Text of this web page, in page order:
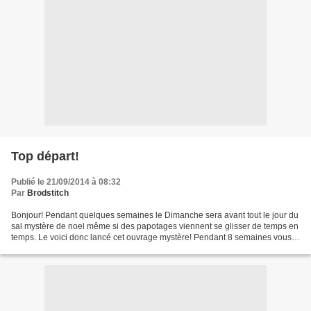
Top départ!
Publié le 21/09/2014 à 08:32
Par Brodstitch
Bonjour! Pendant quelques semaines le Dimanche sera avant tout le jour du
sal mystère de noel même si des papotages viennent se glisser de temps en
temps. Le voici donc lancé cet ouvrage mystère! Pendant 8 semaines vous